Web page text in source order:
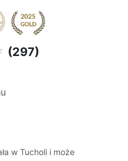
(297)
w Tucholi i może